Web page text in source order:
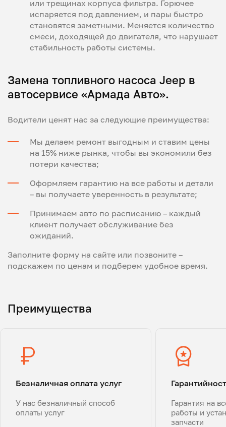
или трещинах корпуса фильтра. Горючее
испаряется под давлением, и пары быстро
становятся заметными. Меняется количество
смеси, доходящей до двигателя, что нарушает
стабильность работы системы.
Замена топливного насоса Jeep в
автосервисе «Армада Авто».
Водители ценят нас за следующие преимущества:
Мы делаем ремонт выгодным и ставим цены
на 15% ниже рынка, чтобы вы экономили без
потери качества;
Оформляем гарантию на все работы и детали
– вы получаете уверенность в результате;
Принимаем авто по расписанию – каждый
клиент получает обслуживание без
ожиданий.
Заполните форму на сайте или позвоните –
подскажем по ценам и подберем удобное время.
Преимущества
Безналичная оплата услуг
У нас безналичный способ
оплаты услуг
Гарантия на
работы и
запчасти